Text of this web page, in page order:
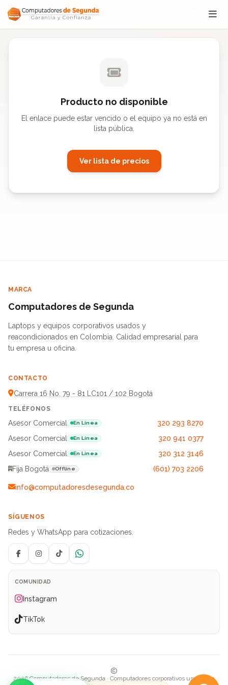
Saltar al contenido
Producto no disponible
El enlace puede estar vencido o el equipo ya no está en
lista pública.
Ver lista de precios
MARCA
Computadores de Segunda
Laptops y equipos corporativos usados y
reacondicionados en Colombia. Calidad empresarial para
tu empresa u oficina.
CONTACTO
Carrera 16 No. 79 - 81 LC101 / 102 Bogotá
TELÉFONOS
Asesor Comercial En Línea
320 293 8270
Asesor Comercial
En Línea
320 941 0377
Asesor Comercial
En Línea
320 312 3146
Fija Bogotá
Offline (601) 703 2206
info@computadoresdesegunda.co
SÍGUENOS
Redes y WhatsApp para cotizaciones.
FacebookInstagramTikTokWhatsApp
COMUNIDAD
Instagram
TikTok
2026 Computadores de Segunda · Computadores corporativos usados en